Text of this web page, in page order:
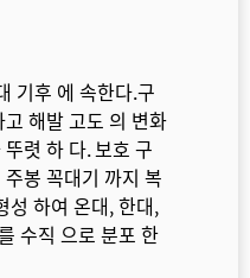
후 에 속한다.구
해발 고도 의 변화
렷 하 다. 보호 구
봉 꼭대기 까지 복
성 하여 온대, 한대,
수직 으로 분포 한